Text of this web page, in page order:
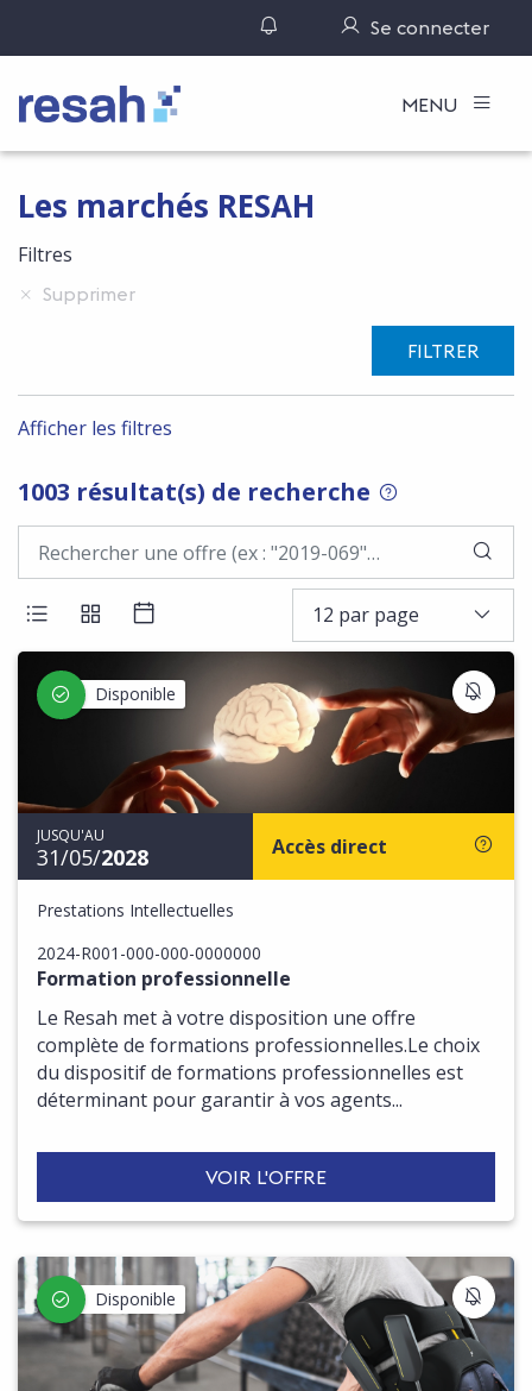
Gérer ses notifications
Se connecter
Logo Resah MENU
Les marchés RESAH
Filtres
Supprimer
FILTRER
Afficher les filtres
1003 résultat(s) de recherche
AFFICHER LES RÉSULTATS EN LISTE
AFFICHER LES RÉSULTATS EN BLOCS
AFFICHER LES RÉSULTATS SOUS
12 par page
Disponible
JUSQU'AU
31/05/2028 Accès direct
Prestations Intellectuelles
2024-R001-000-000-0000000
Formation professionnelle
Le Resah met à votre disposition une offre
complète de formations professionnelles.Le choix
du dispositif de formations professionnelles est
déterminant pour garantir à vos agents...
VOIR L'OFFRE
Disponible